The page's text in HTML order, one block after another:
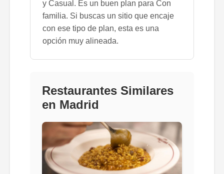
y Casual. Es un buen plan para Con
familia. Si buscas un sitio que encaje
con ese tipo de plan, esta es una
opción muy alineada.
Restaurantes Similares
en Madrid